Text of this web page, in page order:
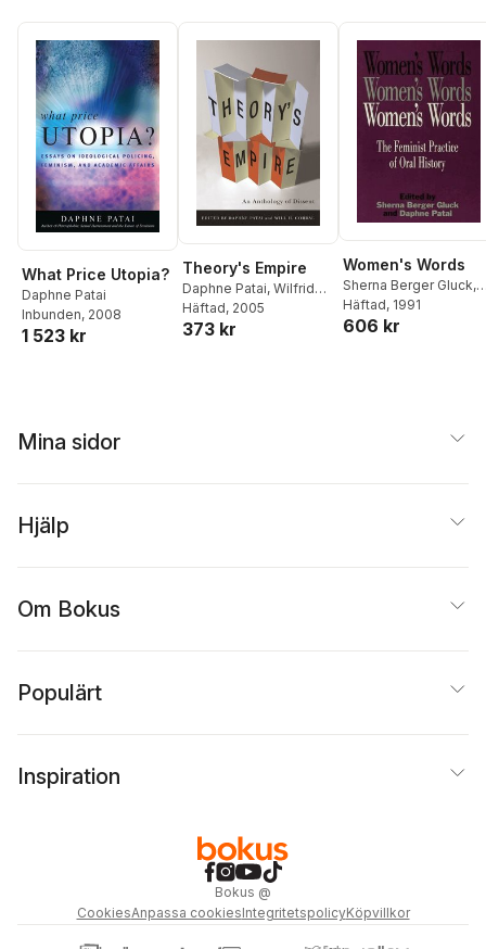
What Price Utopia?
Daphne Patai
Inbunden, 2008
1 523 kr
Theory's Empire
Daphne Patai, Wilfrido
Corral
Häftad, 2005
373 kr
Women's Words
Sherna Berger Gluck,
Daphne Patai
Häftad, 1991
606 kr
Mina sidor
Hjälp
Om Bokus
Populärt
Inspiration
Bokus @
CookiesAnpassa cookiesIntegritetspolicyKöpvillkor